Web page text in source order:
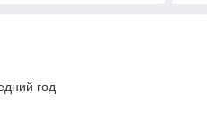
год